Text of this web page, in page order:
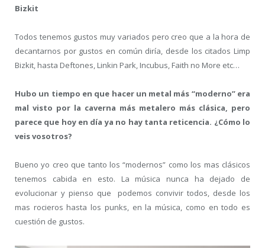
Bizkit
Todos tenemos gustos muy variados pero creo que a la hora de
decantarnos por gustos en común diría, desde los citados Limp
Bizkit, hasta Deftones, Linkin Park, Incubus, Faith no More etc…
Hubo un tiempo en que hacer un metal más “moderno” era
mal visto por la caverna más metalero más clásica, pero
parece que hoy en día ya no hay tanta reticencia. ¿Cómo lo
veis vosotros?
Bueno yo creo que tanto los “modernos” como los mas clásicos
tenemos cabida en esto. La música nunca ha dejado de
evolucionar y pienso que podemos convivir todos, desde los
mas rocieros hasta los punks, en la música, como en todo es
cuestión de gustos.